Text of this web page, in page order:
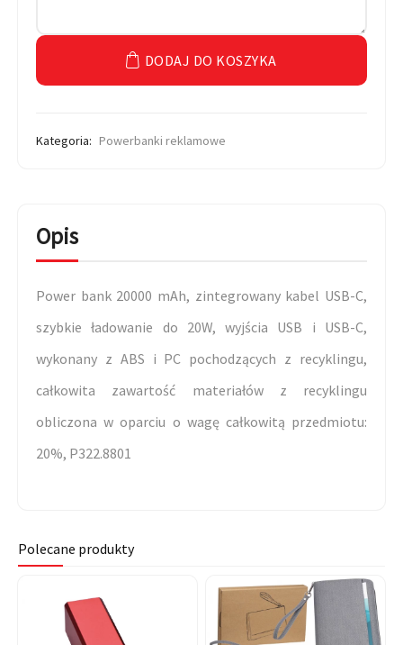
DODAJ DO KOSZYKA
Kategoria: Powerbanki reklamowe
Opis
Power bank 20000 mAh, zintegrowany kabel USB-C,
szybkie ładowanie do 20W, wyjścia USB i USB-C,
wykonany z ABS i PC pochodzących z recyklingu,
całkowita zawartość materiałów z recyklingu
obliczona w oparciu o wagę całkowitą przedmiotu:
20%, P322.8801
Polecane produkty